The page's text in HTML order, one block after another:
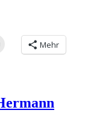
Mehr